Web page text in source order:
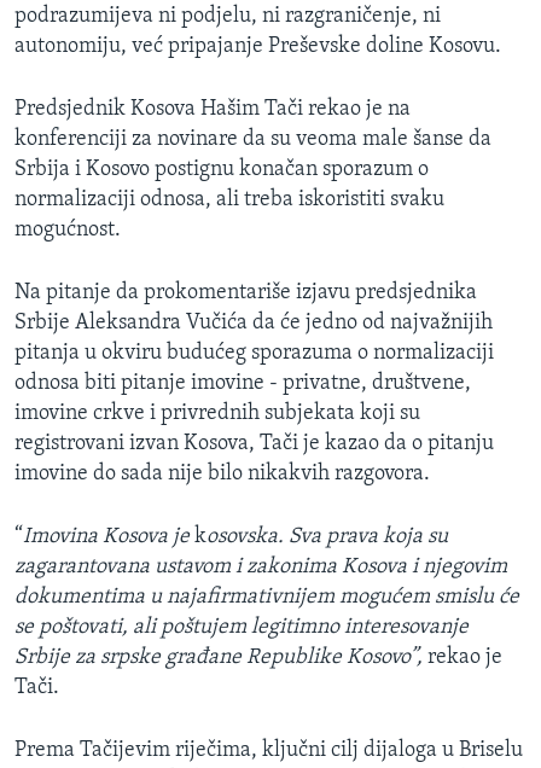
podrazumijeva ni podjelu, ni razgraničenje, ni
autonomiju, već pripajanje Preševske doline Kosovu.
Predsjednik Kosova Hašim Tači rekao je na
konferenciji za novinare da su veoma male šanse da
Srbija i Kosovo postignu konačan sporazum o
normalizaciji odnosa, ali treba iskoristiti svaku
mogućnost.
Na pitanje da prokomentariše izjavu predsjednika
Srbije Aleksandra Vučića da će jedno od najvažnijih
pitanja u okviru budućeg sporazuma o normalizaciji
odnosa biti pitanje imovine - privatne, društvene,
imovine crkve i privrednih subjekata koji su
registrovani izvan Kosova, Tači je kazao da o pitanju
imovine do sada nije bilo nikakvih razgovora.
“Imovina Kosova jekosovska. Sva prava koja su
zagarantovana ustavom i zakonima Kosova i njegovim
dokumentima u najafirmativnijem mogućem smisluće
se poštovati, ali poštujem legitimno interesovanje
Srbije za srpske građane Republike Kosovo”, rekao je
Tači.
Prema Tačijevim riječima, ključni cilj dijaloga u Briselu